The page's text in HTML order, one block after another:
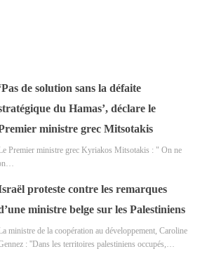
de solution sans la défaite
du Hamas’, déclare le
ministre grec Mitsotakis
Premier ministre grec Kyriakos Mitsotakis : " On ne
proteste contre les remarques
ministre belge sur les Palestiniens
ministre de la coopération au développement, Caroline
: ''Dans les territoires palestiniens occupés,…